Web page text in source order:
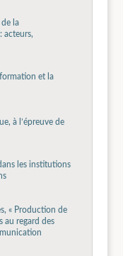
la
acteurs,
et la
à l’épreuve de
les institutions
« Production de
au regard des